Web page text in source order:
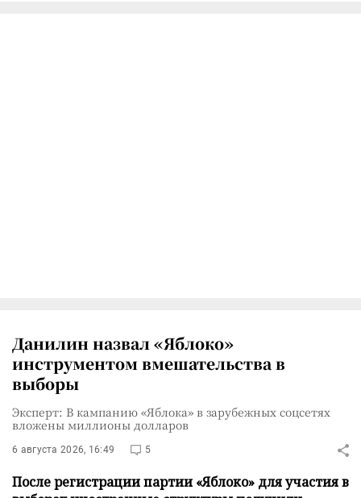
Данилин назвал «Яблоко»
инструментом вмешательства в
выборы
Эксперт: В кампанию «Яблока» в зарубежных соцсетях
вложены миллионы долларов
6 августа 2026, 16:49 5
После регистрации партии «Яблоко» для участия в